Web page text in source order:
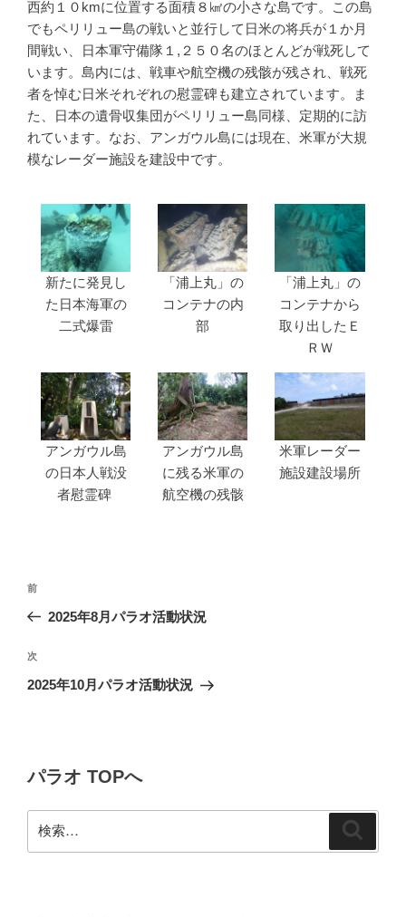
西約１０kmに位置する面積８㎢の小さな島です。この島
でもペリリュー島の戦いと並行して日米の将兵が１か月
間戦い、日本軍守備隊１,２５０名のほとんどが戦死して
います。島内には、戦車や航空機の残骸が残され、戦死
者を悼む日米それぞれの慰霊碑も建立されています。ま
た、日本の遺骨収集団がペリリュー島同様、定期的に訪
れています。なお、アンガウル島には現在、米軍が大規
模なレーダー施設を建設中です。
新たに発見し
た日本海軍の
二式爆雷
「浦上丸」の
コンテナの内
部
「浦上丸」の
コンテナから
取り出したＥ
ＲＷ
アンガウル島
の日本人戦没
者慰霊碑
アンガウル島
に残る米軍の
航空機の残骸
米軍レーダー
施設建設場所
投
ビ
ゲ
ン
前
の
稿
前
2025年8月パラオ活動状況
次
の
次
2025年10月パラオ活動状況
パラオ TOPへ
索: